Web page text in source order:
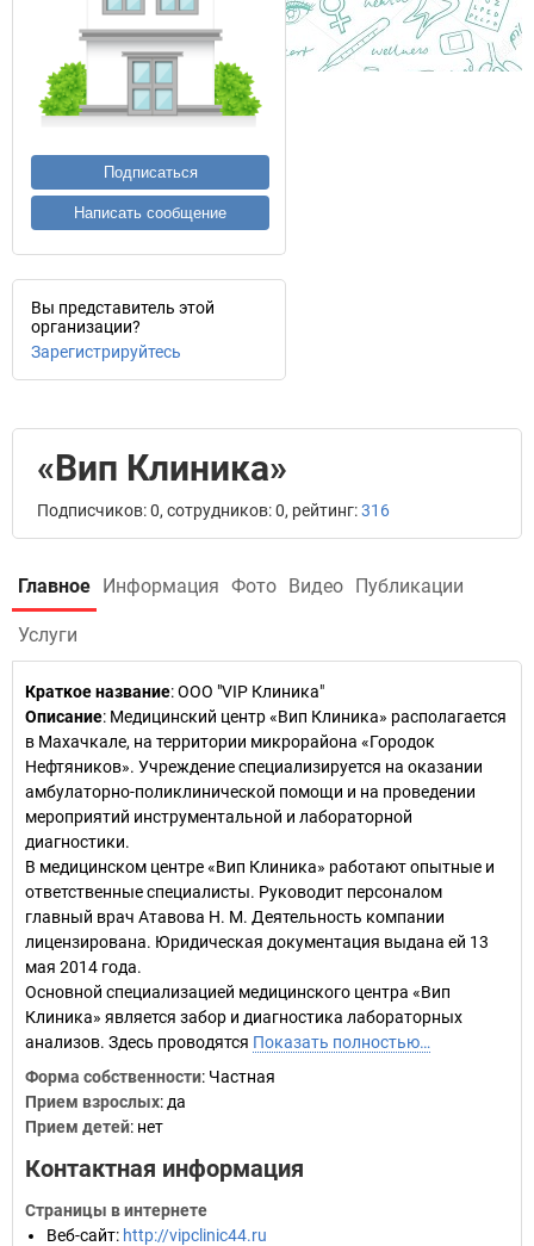
Подписаться
Написать сообщение
Вы представитель этой
организации?
Зарегистрируйтесь
«Вип Клиника»
Подписчиков: 0, сотрудников: 0, рейтинг:316
Главное Информация Фото Видео Публикации
Услуги
Краткое название:ООО "VIP Клиника"
Описание: Медицинский центр «Вип Клиника» располагается
в Махачкале, на территории микрорайона «Городок
Нефтяников». Учреждение специализируется на оказании
амбулаторно-поликлинической помощи и на проведении
мероприятий инструментальной и лабораторной
диагностики.
В медицинском центре «Вип Клиника» работают опытные и
ответственные специалисты. Руководит персоналом
главный врач Атавова Н. М. Деятельность компании
лицензирована. Юридическая документация выдана ей 13
мая 2014 года.
Основной специализацией медицинского центра «Вип
Клиника» является забор и диагностика лабораторных
анализов. Здесь проводятся Показать полностью…
Форма собственности: Частная
Прием взрослых: да
Прием детей: нет
Контактная информация
Страницы в интернете
Веб-сайт: http://vipclinic44.ru